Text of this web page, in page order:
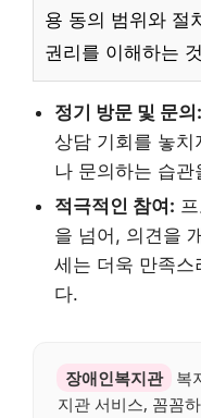
용 동의 범위와 절
권리를 이해하는
정기 방문 및 문의:
상담 기회를 놓치
나 문의하는 습관
적극적인 참여:
을 넘어, 의견을
세는 더욱 만족스
다.
장애인복지관
복
지관 서비스, 꼼꼼